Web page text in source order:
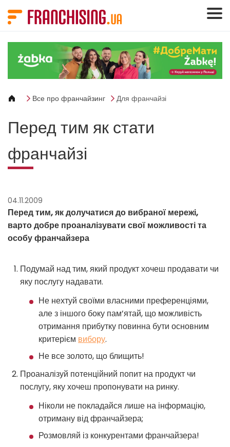
Все про франчайзинг Для франчайзі
Перед тим як стати
франчайзі
04.11.2009
Перед тим, як долучатися до вибраної мережі,
варто добре проаналізувати свої можливості та
особу франчайзера
Подумай над тим, який продукт хочеш продавати чи
яку послугу надавати.
Не нехтуй своїми власними преференціями,
але з іншого боку пам’ятай, що можливість
отримання прибутку повинна бути основним
критерієм вибору.
Не все золото, що блищить!
Проаналізуй потенційний попит на продукт чи
послугу, яку хочеш пропонувати на ринку.
Ніколи не покладайся лише на інформацію,
отриману від франчайзера;
Розмовляй із конкурентами франчайзера!